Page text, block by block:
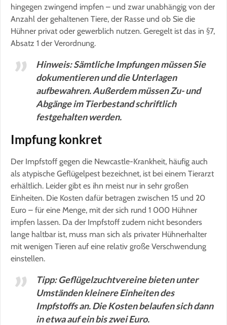
hingegen zwingend impfen – und zwar unabhängig von der
Anzahl der gehaltenen Tiere, der Rasse und ob Sie die
Hühner privat oder gewerblich nutzen. Geregelt ist das in §7,
Absatz 1 der Verordnung.
Hinweis: Sämtliche Impfungen müssen Sie
dokumentieren und die Unterlagen
aufbewahren. Außerdem müssen Zu- und
Abgänge im Tierbestand schriftlich
festgehalten werden.
Impfung konkret
Der Impfstoff gegen die Newcastle-Krankheit, häufig auch
als atypische Geflügelpest bezeichnet, ist bei einem Tierarzt
erhältlich. Leider gibt es ihn meist nur in sehr großen
Einheiten. Die Kosten dafür betragen zwischen 15 und 20
Euro – für eine Menge, mit der sich rund 1 000 Hühner
impfen lassen. Da der Impfstoff zudem nicht besonders
lange haltbar ist, muss man sich als privater Hühnerhalter
mit wenigen Tieren auf eine relativ große Verschwendung
einstellen.
Tipp: Geflügelzuchtvereine bieten unter
Umständen kleinere Einheiten des
Impfstoffs an. Die Kosten belaufen sich dann
in etwa auf ein bis zwei Euro.